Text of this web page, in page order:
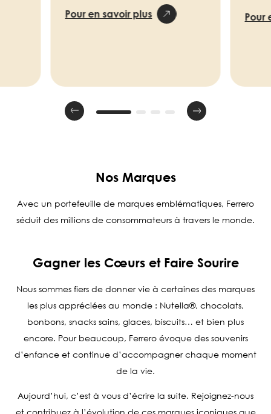
Pour en savoir plus Pour
Nos Marques
Avec un portefeuille de marques emblématiques, Ferrero
séduit des millions de consommateurs à travers le monde.
Gagner les Cœurs et Faire Sourire
Nous sommes fiers de donner vie à certaines des marques
les plus appréciées au monde : Nutella®, chocolats,
bonbons, snacks sains, glaces, biscuits… et bien plus
encore. Pour beaucoup, Ferrero évoque des souvenirs
d’enfance et continue d’accompagner chaque moment
de la vie.
Aujourd’hui, c’est à vous d’écrire la suite. Rejoignez-nous